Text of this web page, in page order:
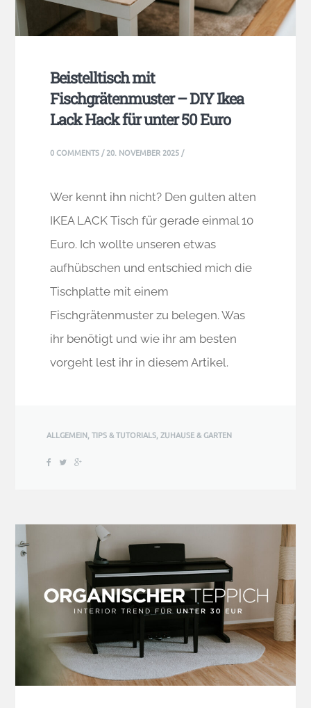
Beistelltisch mit
Fischgrätenmuster – DIY Ikea
Lack Hack für unter 50 Euro
0 COMMENTS /20. NOVEMBER 2025 /
Wer kennt ihn nicht? Den gulten alten
IKEA LACK Tisch für gerade einmal 10
Euro. Ich wollte unseren etwas
aufhübschen und entschied mich die
Tischplatte mit einem
Fischgrätenmuster zu belegen. Was
ihr benötigt und wie ihr am besten
vorgeht lest ihr in diesem Artikel.
ALLGEMEIN,TIPS & TUTORIALS,ZUHAUSE & GARTEN